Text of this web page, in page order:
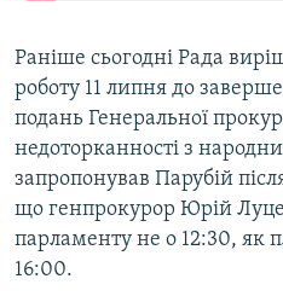
Раніше сьогодні Рада
роботу 11 липня до
подань Генеральної
недоторканності з
запропонував Парубій
що генпрокурор Юрій
парламенту не о 12:30, як
16:00.